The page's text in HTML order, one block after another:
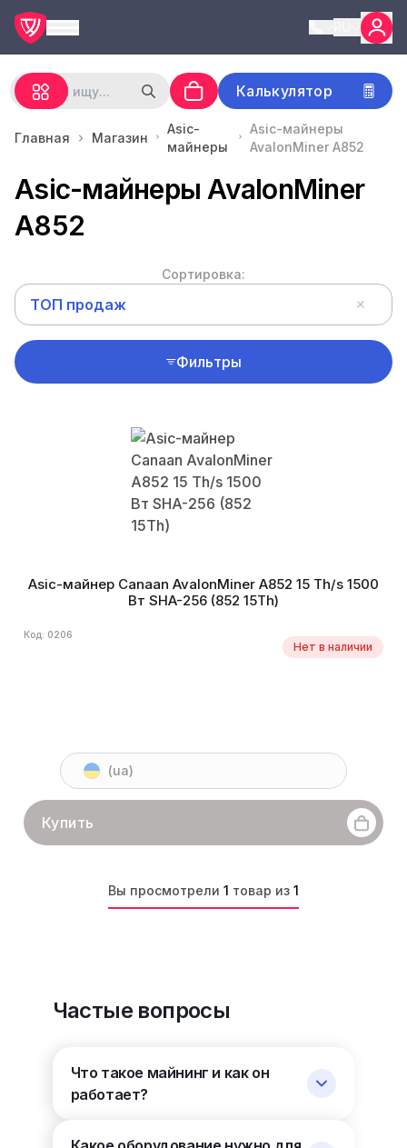
Калькулятор
Главная Магазин
Asic-
майнеры
Asic-майнеры
AvalonMiner A852
Asic-майнеры AvalonMiner
A852
Сортировка:
ТОП продаж
Фильтры
Asic-майнер Canaan AvalonMiner A852 15 Th/s 1500
Вт SHA-256 (852 15Th)
Код: 0206
Нет в наличии
(ua)
Купить
Вы просмотрели 1 товар из 1
Частые вопросы
Что такое майнинг и как он
работает?